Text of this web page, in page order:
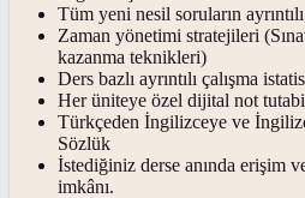
Tüm yeni nesil soruların
Zaman yönetimi stratejileri
kazanma teknikleri)
Ders bazlı ayrıntılı çalışma
Her üniteye özel dijital not
Türkçeden İngilizceye ve
Sözlük
İstediğiniz derse anında erişim
imkânı.